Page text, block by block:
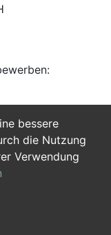
bessere
die Nutzung
Verwendung